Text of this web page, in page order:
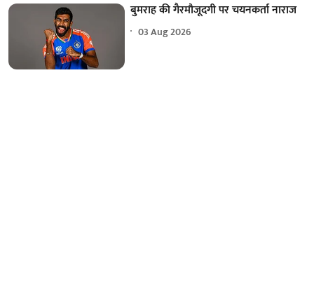
बुमराह की गैरमौजूदगी पर चयनकर्ता नाराज
03 Aug 2026